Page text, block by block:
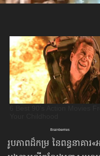
រូបភាពដ៏កម្រ នៃពន្ធនាគារ